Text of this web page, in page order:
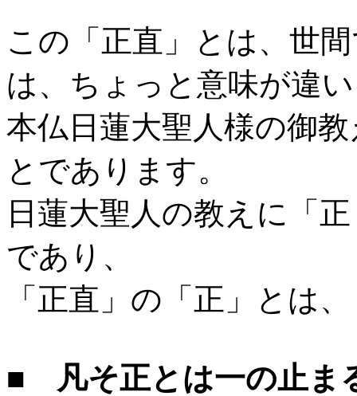
この「正直」とは、世
は、ちょっと意味が違
本仏日蓮大聖人様の御
とであります。
日蓮大聖人の教えに「
であり、
「正直」の「正」とは
■ 凡そ正とは一の止ま